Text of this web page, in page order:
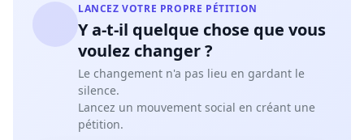
LANCEZ VOTRE PROPRE PÉTITION
Y a-t-il quelque chose que vous
voulez changer ?
Le changement n'a pas lieu en gardant le
silence.
Lancez un mouvement social en créant une
pétition.